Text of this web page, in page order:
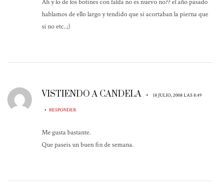
Ah y lo de los botines con falda no es nuevo no?? el año pasado
hablamos de ello largo y tendido que si acortaban la pierna que
si no etc..;)
VISTIENDO A CANDELA • 18 JULIO, 2008 LAS 8:49
• RESPONDER
Me gusta bastante.
Que paseis un buen fin de semana.